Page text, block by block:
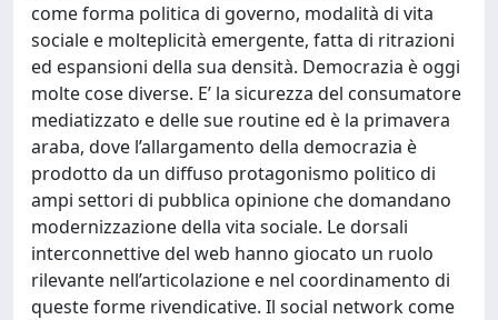
come forma politica di governo, modalità di vita
sociale e molteplicità emergente, fatta di ritrazioni
ed espansioni della sua densità. Democrazia è oggi
molte cose diverse. E’ la sicurezza del consumatore
mediatizzato e delle sue routine ed è la primavera
araba, dove l’allargamento della democrazia è
prodotto da un diffuso protagonismo politico di
ampi settori di pubblica opinione che domandano
modernizzazione della vita sociale. Le dorsali
interconnettive del web hanno giocato un ruolo
rilevante nell’articolazione e nel coordinamento di
queste forme rivendicative. Il social network come